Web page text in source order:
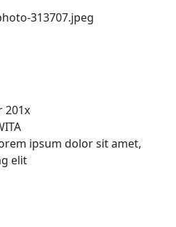
201x
ipsum dolor sit amet,
elit